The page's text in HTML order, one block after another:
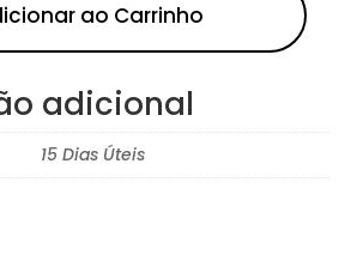
ao Carrinho
adicional
15 Dias Úteis